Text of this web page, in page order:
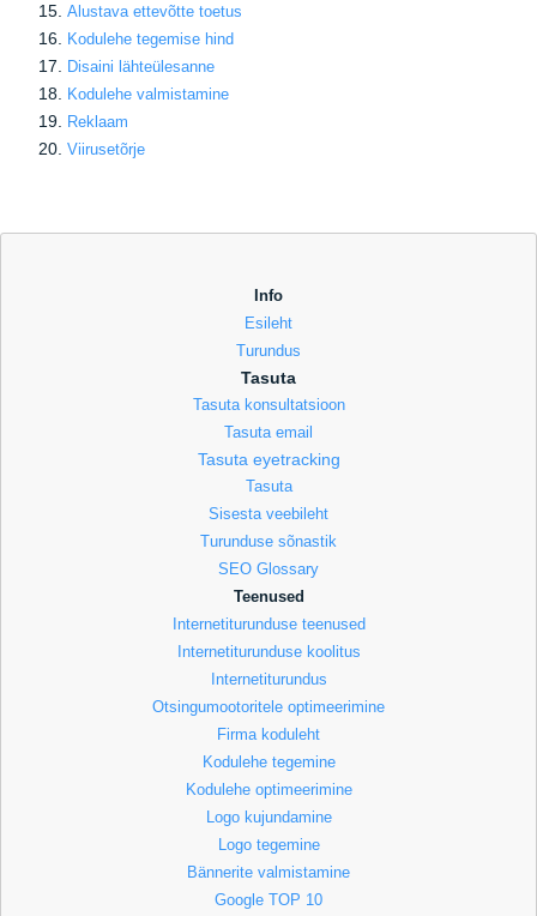
Alustava ettevõtte toetus
Kodulehe tegemise hind
Disaini lähteülesanne
Kodulehe valmistamine
Reklaam
Viirusetõrje
Info
Esileht
Turundus
Tasuta
Tasuta konsultatsioon
Tasuta email
Tasuta eyetracking
Tasuta
Sisesta veebileht
Turunduse sõnastik
SEO Glossary
Teenused
Internetiturunduse teenused
Internetiturunduse koolitus
Internetiturundus
Otsingumootoritele optimeerimine
Firma koduleht
Kodulehe tegemine
Kodulehe optimeerimine
Logo kujundamine
Logo tegemine
Bännerite valmistamine
Google TOP 10